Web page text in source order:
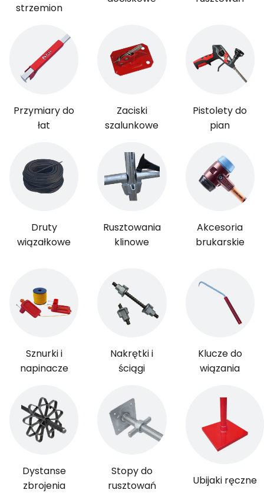
strzemion
Przymiary do
łat
Zaciski
szalunkowe
Pistolety do
pian
Druty
wiązałkowe
Sznurki i
napinacze
Rusztowania
klinowe
Nakrętki i
ściągi
Akcesoria
brukarskie
Klucze do
wiązania
Dystanse
zbrojenia
Stopy do
rusztowań
Ubijaki ręczne